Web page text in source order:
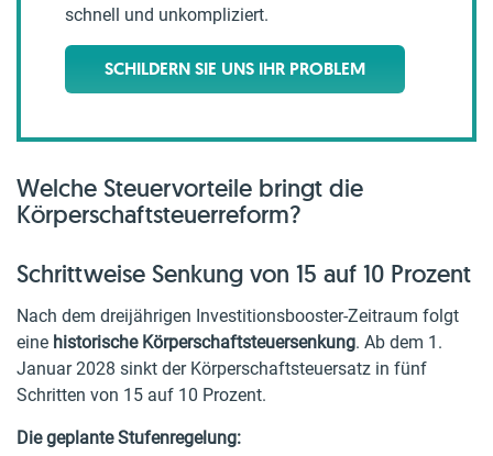
schnell und unkompliziert.
SCHILDERN SIE UNS IHR PROBLEM
Welche Steuervorteile bringt die
Körperschaftsteuerreform?
Schrittweise Senkung von 15 auf 10 Prozent
Nach dem dreijährigen Investitionsbooster-Zeitraum folgt
eine historische Körperschaftsteuersenkung. Ab dem 1.
Januar 2028 sinkt der Körperschaftsteuersatz in fünf
Schritten von 15 auf 10 Prozent.
Die geplante Stufenregelung: